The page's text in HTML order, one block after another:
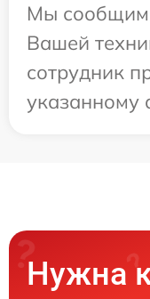
Мы сообщим
Вашей
сотрудник
указанному
Нужна